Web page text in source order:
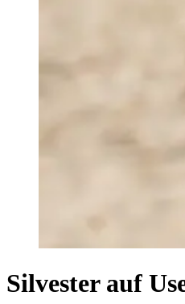
Silvester auf